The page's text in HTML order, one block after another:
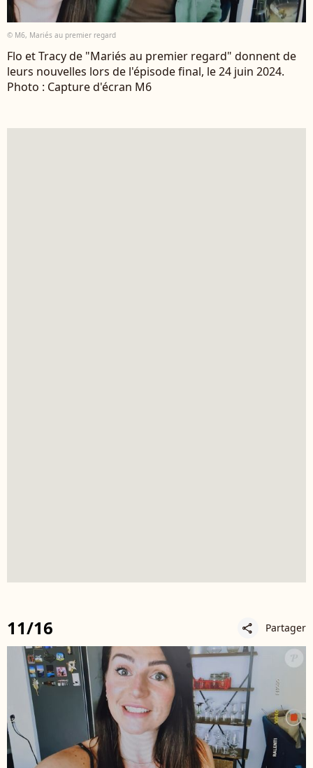
© M6, Mariés au premier regard
Flo et Tracy de "Mariés au premier regard" donnent de
leurs nouvelles lors de l'épisode final, le 24 juin 2024.
Photo : Capture d'écran M6
11/16 share Partager